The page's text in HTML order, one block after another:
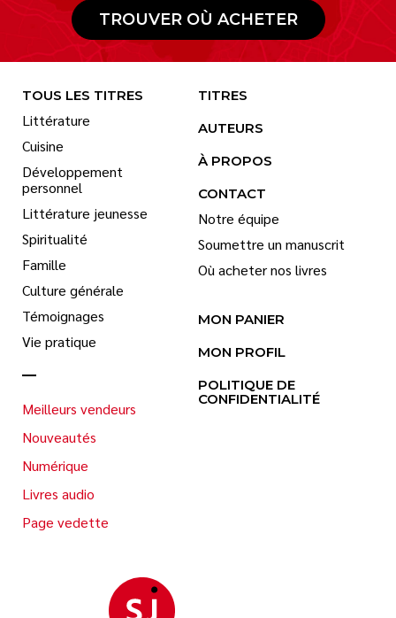
TROUVER OÙ ACHETER
TOUS LES TITRES
Littérature
Cuisine
Développement
personnel
Littérature jeunesse
Spiritualité
Famille
Culture générale
Témoignages
Vie pratique
Meilleurs vendeurs
Nouveautés
Numérique
Livres audio
Page vedette
TITRES
AUTEURS
À PROPOS
CONTACT
Notre équipe
Soumettre un manuscrit
Où acheter nos livres
MON PANIER
MON PROFIL
POLITIQUE DE
CONFIDENTIALITÉ